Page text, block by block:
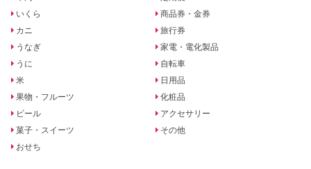
いくら
カニ
うなぎ
うに
米
果物・フルーツ
ビール
菓子・スイーツ
おせち
商品券・金券
旅行券
家電・電化製品
自転車
日用品
化粧品
アクセサリー
その他